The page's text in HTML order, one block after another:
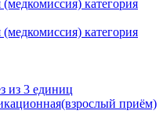
категория
категория
из 3 единиц
приём)